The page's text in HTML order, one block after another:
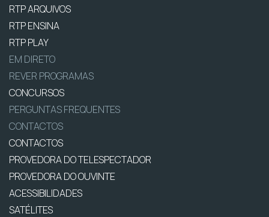
RTP ARQUIVOS
RTP ENSINA
RTP PLAY
EM DIRETO
REVER PROGRAMAS
CONCURSOS
PERGUNTAS FREQUENTES
CONTACTOS
CONTACTOS
PROVEDORA DO TELESPECTADOR
PROVEDORA DO OUVINTE
ACESSIBILIDADES
SATÉLITES